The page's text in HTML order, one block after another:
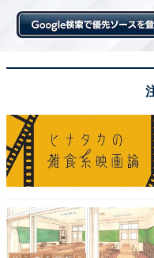
強制をやめても大丈
「強制がダメなのはわ
がまわらなくなるじゃ
まだ多いかもしれませ